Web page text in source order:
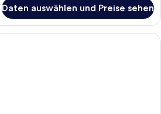
Daten auswählen und Preise sehen
Ein Schlafzimmer mit schrägen